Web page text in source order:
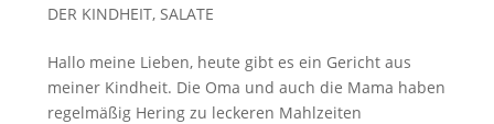
DER KINDHEIT, SALATE
Hallo meine Lieben, heute gibt es ein Gericht aus
meiner Kindheit. Die Oma und auch die Mama haben
regelmäßig Hering zu leckeren Mahlzeiten